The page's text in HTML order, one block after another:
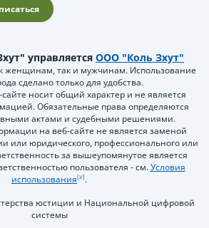
управляется ООО "Коль Зхут"
женщинам, так и мужчинам. Использование
сделано только для удобства.
носит общий характер и не является
Обязательные права определяются
актами и судебными решениями.
на веб-сайте не является заменой
или юридического, профессионального или
за вышеупомянутое является
пользователя - см.Условия
использования
.
юстиции и Национальной цифровой
системы